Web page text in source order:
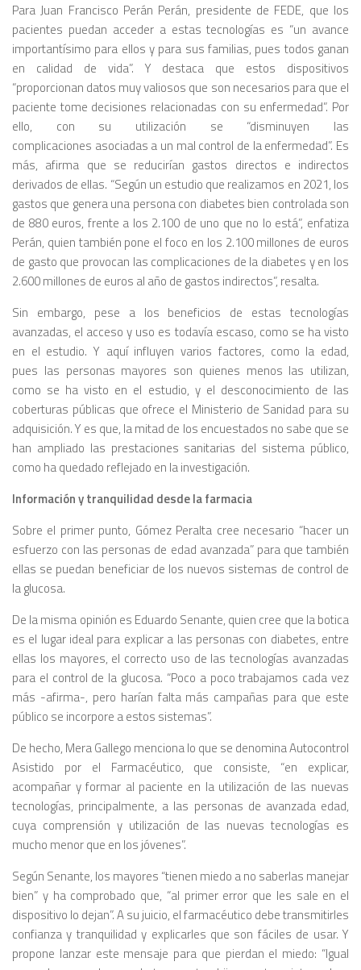
Para Juan Francisco Perán Perán, presidente de FEDE, que los
pacientes puedan acceder a estas tecnologías es “un avance
importantísimo para ellos y para sus familias, pues todos ganan
en calidad de vida”. Y destaca que estos dispositivos
“proporcionan datos muy valiosos que son necesarios para que el
paciente tome decisiones relacionadas con su enfermedad”. Por
ello, con su utilización se “disminuyen las
complicaciones asociadas a un mal control de la enfermedad”. Es
más, afirma que se reducirían gastos directos e indirectos
derivados de ellas. “Según un estudio que realizamos en 2021, los
gastos que genera una persona con diabetes bien controlada son
de 880 euros, frente a los 2.100 de uno que no lo está”, enfatiza
Perán, quien también pone el foco en los 2.100 millones de euros
de gasto que provocan las complicaciones de la diabetes y en los
2.600 millones de euros al año de gastos indirectos”, resalta.
Sin embargo, pese a los beneficios de estas tecnologías
avanzadas, el acceso y uso es todavía escaso, como se ha visto
en el estudio. Y aquí influyen varios factores, como la edad,
pues las personas mayores son quienes menos las utilizan,
como se ha visto en el estudio, y el desconocimiento de las
coberturas públicas que ofrece el Ministerio de Sanidad para su
adquisición. Y es que, la mitad de los encuestados no sabe que se
han ampliado las prestaciones sanitarias del sistema público,
como ha quedado reflejado en la investigación.
Información y tranquilidad desde la farmacia
Sobre el primer punto, Gómez Peralta cree necesario “hacer un
esfuerzo con las personas de edad avanzada” para que también
ellas se puedan beneficiar de los nuevos sistemas de control de
la glucosa.
De la misma opinión es Eduardo Senante, quien cree que la botica
es el lugar ideal para explicar a las personas con diabetes, entre
ellas los mayores, el correcto uso de las tecnologías avanzadas
para el control de la glucosa. “Poco a poco trabajamos cada vez
más -afirma-, pero harían falta más campañas para que este
público se incorpore a estos sistemas”.
De hecho, Mera Gallego menciona lo que se denomina Autocontrol
Asistido por el Farmacéutico, que consiste, “en explicar,
acompañar y formar al paciente en la utilización de las nuevas
tecnologías, principalmente, a las personas de avanzada edad,
cuya comprensión y utilización de las nuevas tecnologías es
mucho menor que en los jóvenes”.
Según Senante, los mayores “tienen miedo a no saberlas manejar
bien” y ha comprobado que, “al primer error que les sale en el
dispositivo lo dejan”. A su juicio, el farmacéutico debe transmitirles
confianza y tranquilidad y explicarles que son fáciles de usar. Y
propone lanzar este mensaje para que pierdan el miedo: “Igual